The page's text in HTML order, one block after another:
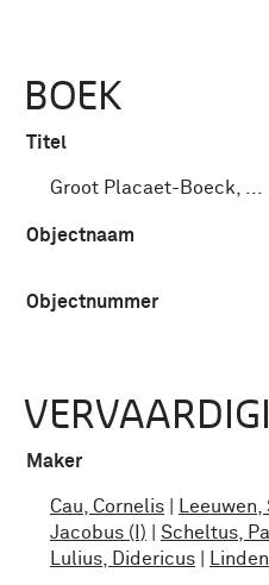
BOEK
Titel
Groot Placaet-Boeck, ...
Objectnaam
Objectnummer
Maker
Cau, Cornelis
Jacobus (I)
Scheltus,
Lulius, Didericus